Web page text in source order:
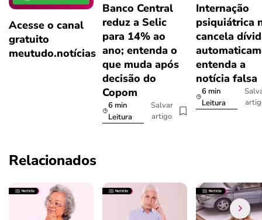
Acesse o canal
gratuito
meutudo.notícias
Banco Central
reduz a Selic
para 14% ao
ano; entenda o
que muda após
decisão do
Copom
6 min
Leitura
Salvar
artigo
Internação
psiquiátrica
cancela
entenda a
notícia falsa
6 min
Leitura
Relacionados